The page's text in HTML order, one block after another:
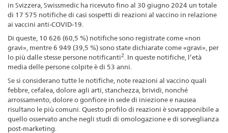
in Svizzera, Swissmedic ha ricevuto fino al 30 giugno 2024 un totale
di 17 575 notifiche di casi sospetti di reazioni al vaccino in relazione
ai vaccini anti-COVID-19.
Di queste, 10 626 (60,5 %) notifiche sono registrate come «non
gravi», mentre 6 949 (39,5 %) sono state dichiarate come «gravi», per
lo più dalle stesse persone notificanti2
. In queste notifiche, l’età
media delle persone colpite è di 53 anni.
Se si considerano tutte le notifiche, note reazioni al vaccino quali
febbre, cefalea, dolore agli arti, stanchezza, brividi, nonché
arrossamento, dolore o gonfiore in sede di iniezione e nausea
risultano le più comuni. Questo profilo di reazioni è sovrapponibile a
quello osservato anche negli studi di omologazione e di sorveglianza
post-marketing.